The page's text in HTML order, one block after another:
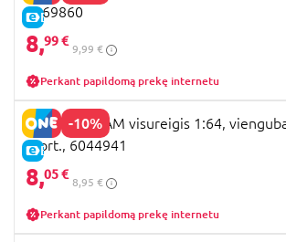
E-KAINA
6069860
8,99 €
9,99 €
Perkant papildomą prekę internetu
-10%
E-KAINA
MONSTER JAM visureigis 1:64,
asort., 6044941
8,05 €
8,95 €
Perkant papildomą prekę internetu